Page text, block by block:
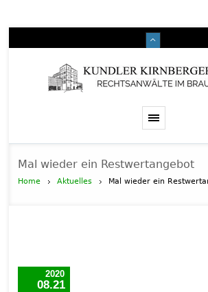
Mal wieder ein Restwertangebot
Home Aktuelles Mal wieder ein
2020
08.21